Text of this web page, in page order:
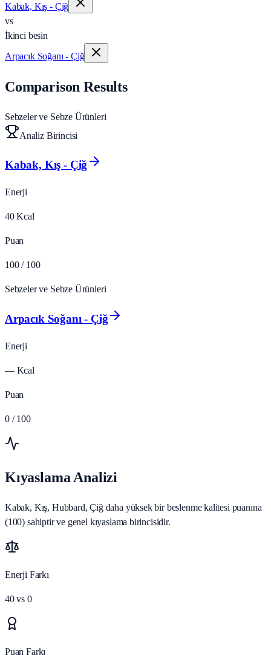
Kabak, Kış - Çiğ
vs
İkinci besin
Arpacık Soğanı - Çiğ
Comparison Results
Sebzeler ve Sebze Ürünleri
Analiz Birincisi
Kabak, Kış - Çiğ
Enerji
40 Kcal
Puan
100 / 100
Sebzeler ve Sebze Ürünleri
Arpacık Soğanı - Çiğ
Enerji
— Kcal
Puan
0 / 100
Kıyaslama Analizi
Kabak, Kış, Hubbard, Çiğ daha yüksek bir beslenme kalitesi puanına
(100) sahiptir ve genel kıyaslama birincisidir.
Enerji Farkı
40vs 0
Puan Farkı